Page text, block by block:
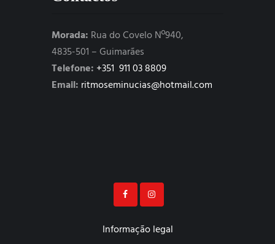
Morada: Rua do Covelo Nº940,
4835-501 – Guimarães
Telefone: +351 911 03 8809
Email: ritmoseminucias@hotmail.com
Informação legal